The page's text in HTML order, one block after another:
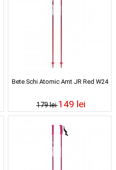
Bete Schi Atomic Amt JR Red W24
179 lei149 lei